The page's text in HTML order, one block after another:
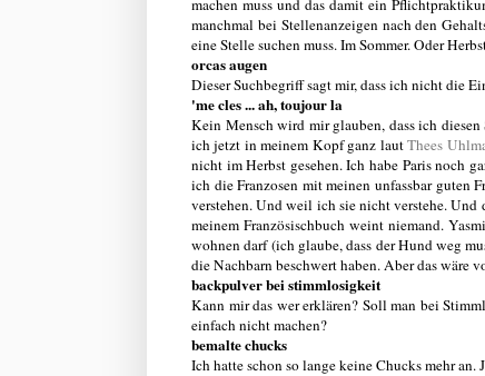
manchmal bei Stellenanzeigen nach den
eine Stelle suchen muss. Im Sommer. Oder
orcas augen
Dieser Suchbegriff sagt mir, dass ich nicht die
'me cles ... ah, toujour la
Kein Mensch wird mir glauben, dass ich
ich jetzt in meinem Kopf ganz lautThees
nicht im Herbst gesehen. Ich habe Paris noch
ich die Franzosen mit meinen unfassbar guten
verstehen. Und weil ich sie nicht verstehe. Und
meinem Französischbuch weint niemand.
wohnen darf (ich glaube, dass der Hund weg
die Nachbarn beschwert haben. Aber das wäre
backpulver bei stimmlosigkeit
Kann mir das wer erklären? Soll man bei
einfach nicht machen?
bemalte chucks
Ich hatte schon so lange keine Chucks mehr an.